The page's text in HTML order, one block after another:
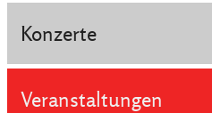
Konzerte
Veranstaltungen